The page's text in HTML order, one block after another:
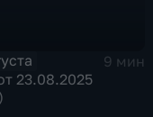
9 мин
23.08.2025